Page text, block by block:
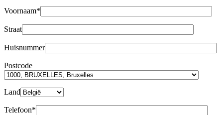
Voornaam*
Straat
Huisnummer
Postcode
Land
Telefoon*